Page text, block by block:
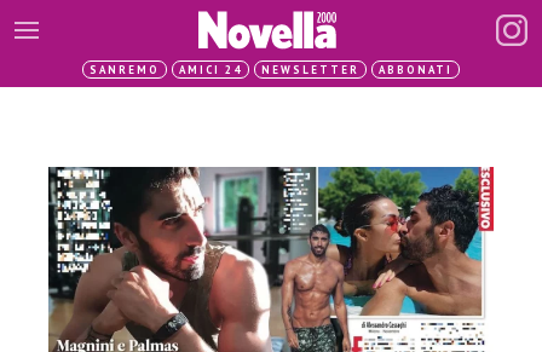
SANREMO AMICI 24 NEWSLETTER ABBONATI